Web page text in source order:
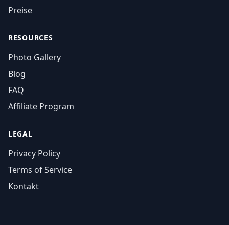
Preise
RESOURCES
Photo Gallery
Blog
FAQ
Affiliate Program
LEGAL
Privacy Policy
Terms of Service
Kontakt